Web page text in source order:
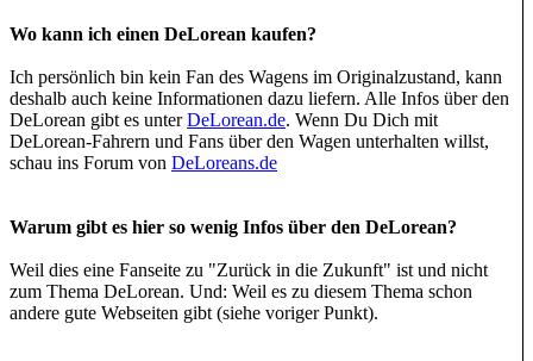
Wo kann ich einen DeLorean kaufen?
Ich persönlich bin kein Fan des Wagens im Originalzustand, kann
deshalb auch keine Informationen dazu liefern. Alle Infos über den
DeLorean gibt es unterDeLorean.de. Wenn Du Dich mit
DeLorean-Fahrern und Fans über den Wagen unterhalten willst,
schau ins Forum von DeLoreans.de
Warum gibt es hier so wenig Infos über den DeLorean?
Weil dies eine Fanseite zu "Zurück in die Zukunft" ist und nicht
zum Thema DeLorean. Und: Weil es zu diesem Thema schon
andere gute Webseiten gibt (siehe voriger Punkt).